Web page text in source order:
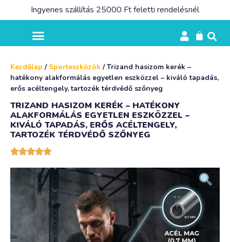
Ingyenes szállítás 25000 Ft feletti rendelésnél
Kezdőlap / Sporteszközök / Trizand hasizom kerék –
hatékony alakformálás egyetlen eszközzel – kiváló tapadás,
erős acéltengely, tartozék térdvédő szőnyeg
TRIZAND HASIZOM KERÉK – HATÉKONY
ALAKFORMÁLÁS EGYETLEN ESZKÖZZEL –
KIVÁLÓ TAPADÁS, ERŐS ACÉLTENGELY,
TARTOZÉK TÉRDVÉDŐ SZŐNYEG
